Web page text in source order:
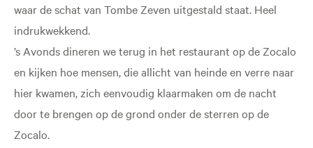
waar de schat van Tombe Zeven uitgestald staat. Heel
indrukwekkend.
’s Avonds dineren we terug in het restaurant op de Zocalo
en kijken hoe mensen, die allicht van heinde en verre naar
hier kwamen, zich eenvoudig klaarmaken om de nacht
door te brengen op de grond onder de sterren op de
Zocalo.